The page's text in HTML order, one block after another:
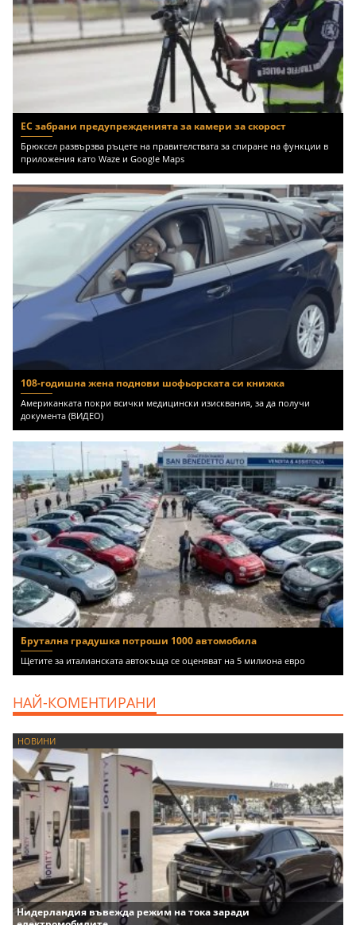
ЕС забрани предупрежденията за камери за скорост
Брюксел развързва ръцете на правителствата за спиране на функции в
приложения като Waze и Google Maps
108-годишна жена поднови шофьорската си книжка
Американката покри всички медицински изисквания, за да получи
документа (ВИДЕО)
Брутална градушка потроши 1000 автомобила
Щетите за италианската автокъща се оценяват на 5 милиона евро
НАЙ-КОМЕНТИРАНИ
НОВИНИ
Нидерландия въвежда режим на тока заради